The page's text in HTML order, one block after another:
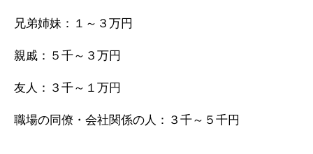
兄弟姉妹：１～３万円
親戚：５千～３万円
友人：３千～１万円
職場の同僚・会社関係の人：３千～５千円